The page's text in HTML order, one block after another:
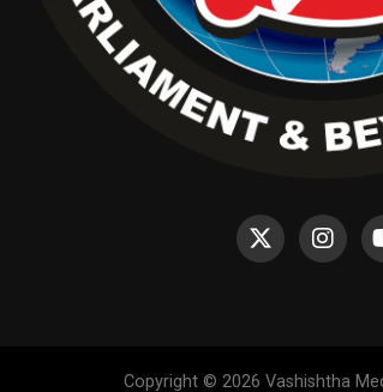
Copyright © 2026 Vashishtha